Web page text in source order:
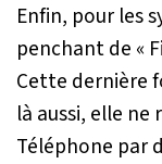
Enfin, pour les
penchant de «
Cette dernière
là aussi, elle ne
Téléphone par